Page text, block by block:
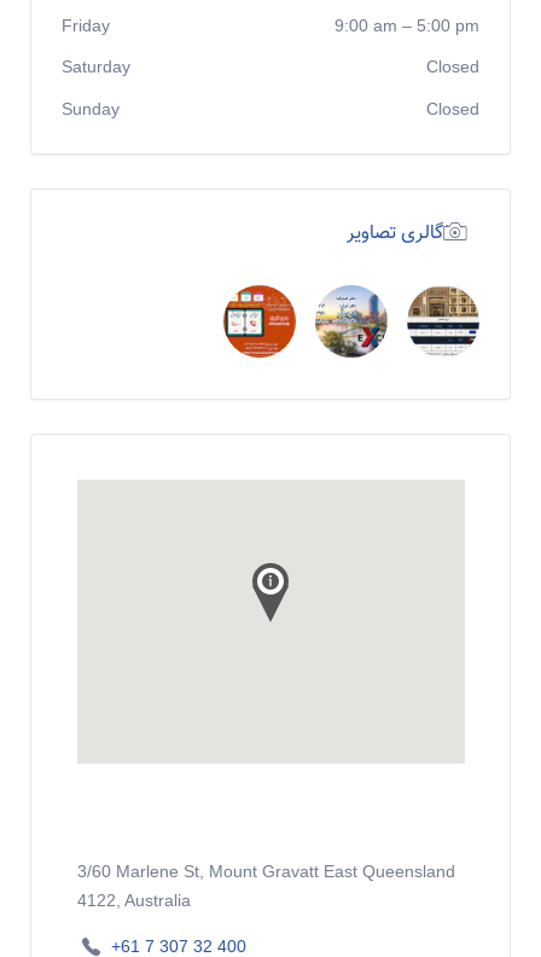
Friday 9:00 am – 5:00 pm
Saturday Closed
Sunday Closed
گالری تصاویر
3/60 Marlene St, Mount Gravatt East Queensland
4122, Australia
+61 7 307 32 400